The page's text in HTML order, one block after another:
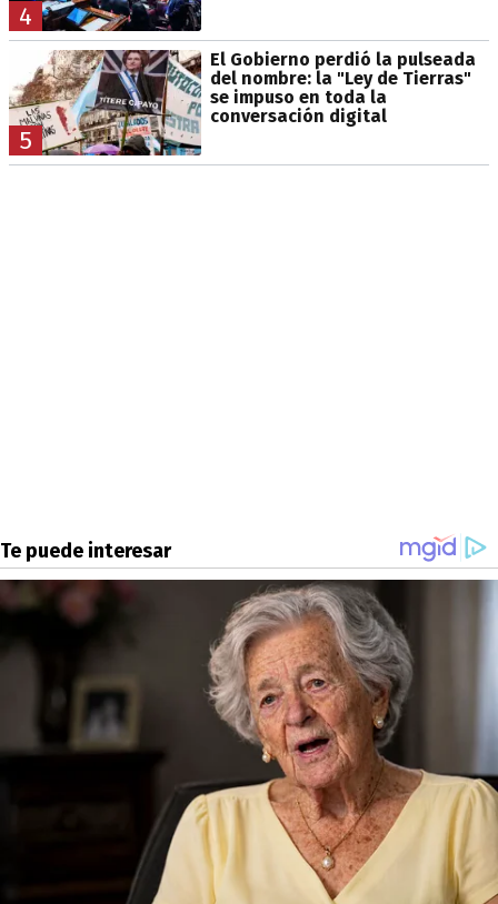
4
5
El Gobierno perdió la pulseada
del nombre: la "Ley de Tierras"
se impuso en toda la
conversación digital